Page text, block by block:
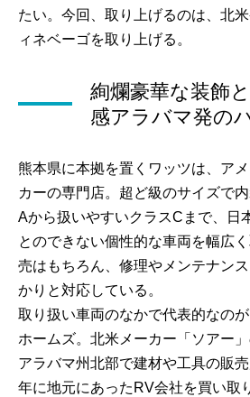
たい。今回、取り上げるのは、北
ィネベーゴを取り上げる。
絢爛豪華な装飾
感アラバマ発の
熊本県に本拠を置くワッツは、ア
カーの専門店。超ど級のサイズで
Aから扱いやすいクラスCまで、日
とのできない個性的な車両を幅広
売はもちろん、修理やメンテナン
かりと対応している。
取り扱い車両のなかで代表的なの
ホームズ。北米メーカー「ソアー
アラバマ州北部で建材や工具の販
年に地元にあったRV会社を買い取